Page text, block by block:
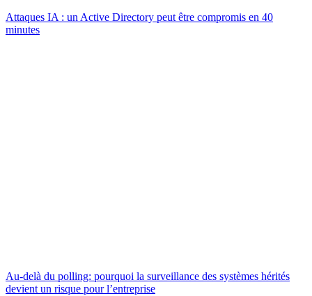
Attaques IA : un Active Directory peut être compromis en 40
minutes
Au-delà du polling: pourquoi la surveillance des systèmes hérités
devient un risque pour l’entreprise